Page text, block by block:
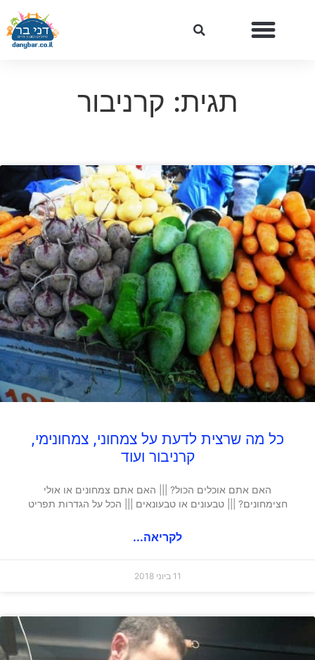
תגית: קרניבור
כל מה שרצית לדעת על צמחוני, צמחונימי,
קרניבור ועוד
האם אתם אוכלים הכול? ||| האם אתם צמחונים או אולי
חצימחונים? ||| טבעונים או טבעונאים ||| הכל על הגדרות תפריט
לקריאה...
11 ביוני 2018